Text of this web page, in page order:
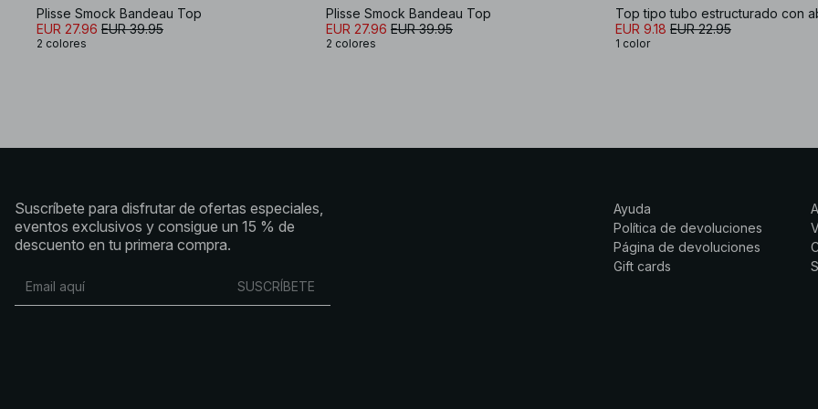
Plisse Smock Bandeau Top
EUR 27.96 EUR 39.95
2 colores
Plisse Smock Bandeau Top
EUR 27.96 EUR 39.95
2 colores
EUR 9.18 EUR 22.95
1 color
Suscríbete para disfrutar de ofertas especiales,
eventos exclusivos y consigue un 15 % de
descuento en tu primera compra.
SUSCRÍBETE
Ayuda
Política de devoluciones
Página de devoluciones
Gift cards